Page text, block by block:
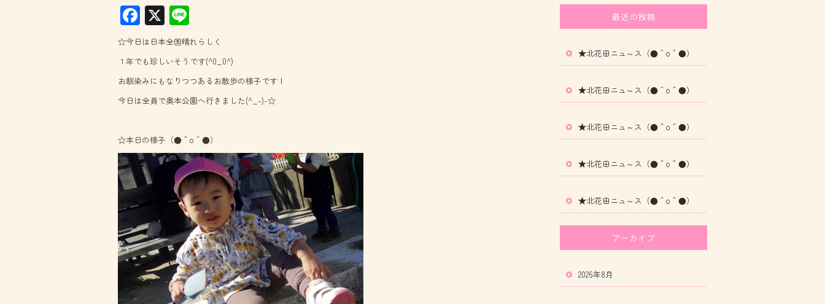
F
ac
e
b
o
ok
X
ne
☆今日は日本全国晴れらしく
１年でも珍しいそうです(^0_0^)
お馴染みにもなりつつあるお散歩の様子です！
今日は全員で奥本公園へ行きました(^_-)-☆
☆本日の様子（●＾o＾●）
最近の投稿
★北花田ニュ～ス（●＾o＾●）
★北花田ニュ～ス（●＾o＾●）
★北花田ニュ～ス（●＾o＾●）
★北花田ニュ～ス（●＾o＾●）
★北花田ニュ～ス（●＾o＾●）
アーカイブ
2026年8月